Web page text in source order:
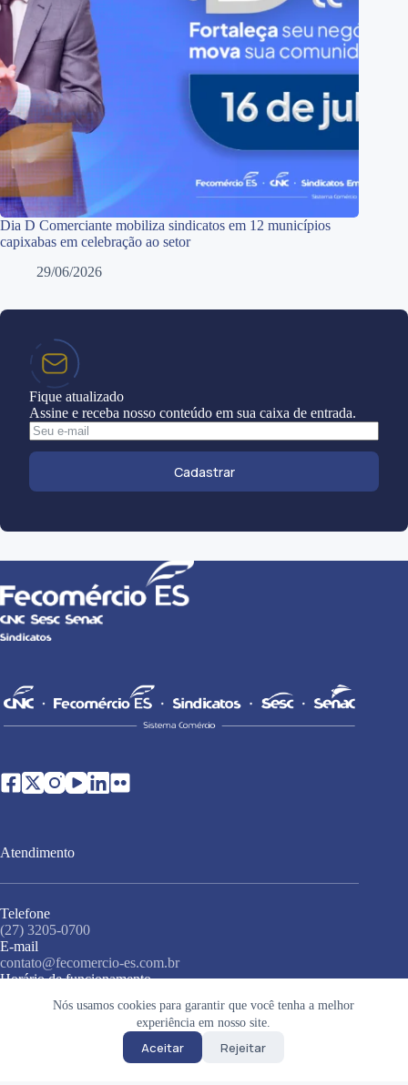
Nós usamos cookies para garantir que você tenha a melhor
experiência em nosso site.
Aceitar Rejeitar
Dia D Comerciante mobiliza sindicatos em 12 municípios
capixabas em celebração ao setor
29/06/2026
Fique atualizado
Assine e receba nosso conteúdo em sua caixa de entrada.
Cadastrar
Atendimento
Telefone
(27) 3205-0700
E-mail
contato@fecomercio-es.com.br
Horário de funcionamento
Endereço
Rua Misael Pedreira da Silva, 138, 3º andar, Santa Lúcia,
Copyright © 2026 • Sistema Fecomércio • Todos os direitos